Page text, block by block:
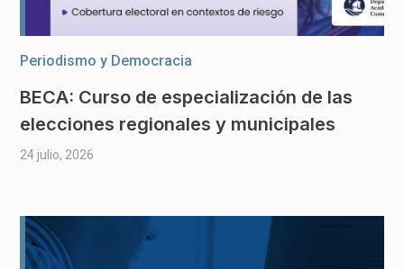
Periodismo y Democracia
BECA: Curso de especialización de las
elecciones regionales y municipales
24 julio, 2026